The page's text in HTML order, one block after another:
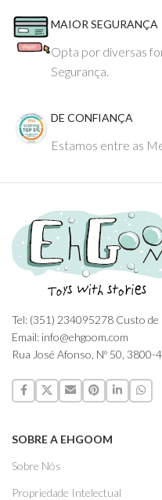
MAIOR SEGURANÇA
Opta por diversas
Segurança.
DE CONFIANÇA
Estamos entre as
Tel: (351) 234095278 Custo de
Email: info@ehgoom.com
Rua José Afonso, Nº 50,
SOBRE A EHGOOM
Sobre Nós
Propriedade Intelectual